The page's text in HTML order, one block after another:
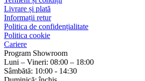
Livrare și plată
Informații retur
Politica de confidențialitate
Politica cookie
Cariere
Program Showroom
Luni – Vineri: 08:00 – 18:00
Sâmbătă: 10:00 - 14:30